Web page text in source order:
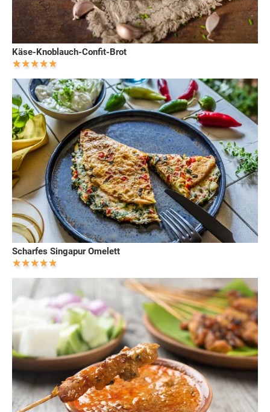
Käse-Knoblauch-Confit-Brot
Scharfes Singapur Omelett